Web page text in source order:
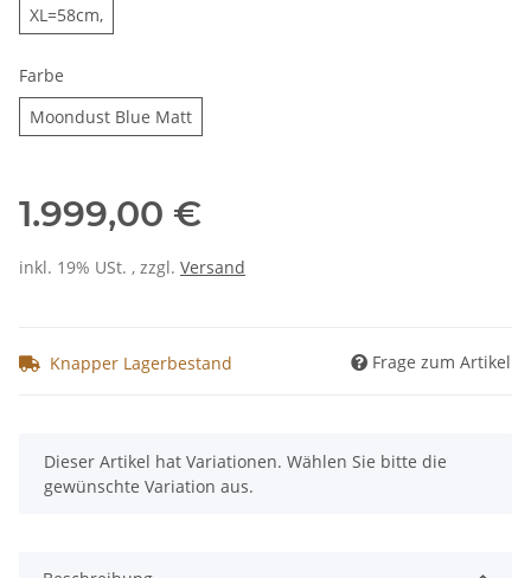
XL=58cm,XL=58cm,
Farbe
Moondust Blue MattMoondust Blue Matt
1.999,00 €
inkl. 19% USt. , zzgl. Versand
Knapper Lagerbestand Frage zum Artikel
x
Dieser Artikel hat Variationen. Wählen Sie bitte die
gewünschte Variation aus.